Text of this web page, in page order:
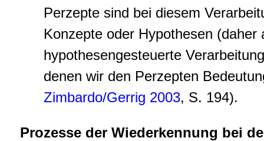
Perzepte sind bei diesem
Konzepte oder Hypothesen (daher
hypothesengesteuerte Verarbeitung
denen wir den Perzepten
Zimbardo/Gerrig 2003, S. 194).
Prozesse der Wiederkennung bei